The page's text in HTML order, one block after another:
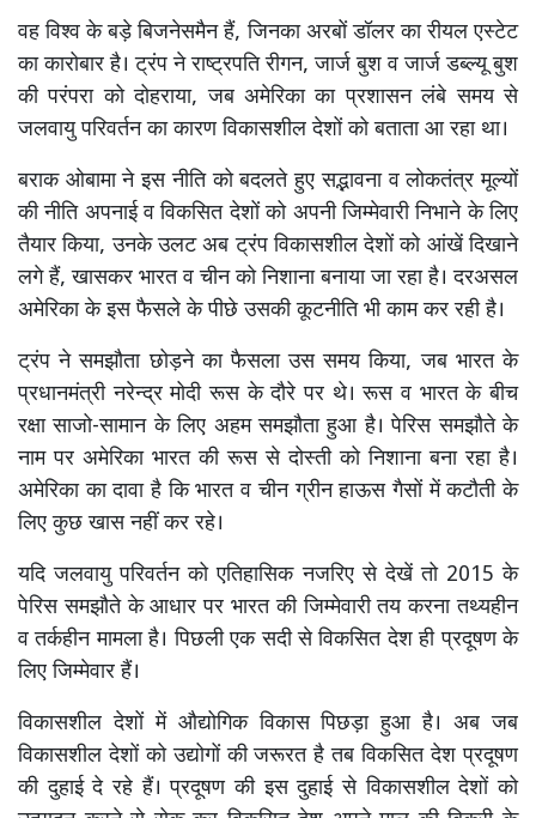
वह विश्व के बड़े बिजनेसमैन हैं, जिनका अरबों डॉलर का रीयल एस्टेट
का कारोबार है। ट्रंप ने राष्ट्रपति रीगन, जार्ज बुश व जार्ज डब्ल्यू बुश
की परंपरा को दोहराया, जब अमेरिका का प्रशासन लंबे समय से
जलवायु परिवर्तन का कारण विकासशील देशों को बताता आ रहा था।
बराक ओबामा ने इस नीति को बदलते हुए सद्भावना व लोकतंत्र मूल्यों
की नीति अपनाई व विकसित देशों को अपनी जिम्मेवारी निभाने के लिए
तैयार किया, उनके उलट अब ट्रंप विकासशील देशों को आंखें दिखाने
लगे हैं, खासकर भारत व चीन को निशाना बनाया जा रहा है। दरअसल
अमेरिका के इस फैसले के पीछे उसकी कूटनीति भी काम कर रही है।
ट्रंप ने समझौता छोड़ने का फैसला उस समय किया, जब भारत के
प्रधानमंत्री नरेन्द्र मोदी रूस के दौरे पर थे। रूस व भारत के बीच
रक्षा साजो-सामान के लिए अहम समझौता हुआ है। पेरिस समझौते के
नाम पर अमेरिका भारत की रूस से दोस्ती को निशाना बना रहा है।
अमेरिका का दावा है कि भारत व चीन ग्रीन हाऊस गैसों में कटौती के
लिए कुछ खास नहीं कर रहे।
यदि जलवायु परिवर्तन को एतिहासिक नजरिए से देखें तो 2015 के
पेरिस समझौते के आधार पर भारत की जिम्मेवारी तय करना तथ्यहीन
व तर्कहीन मामला है। पिछली एक सदी से विकसित देश ही प्रदूषण के
लिए जिम्मेवार हैं।
विकासशील देशों में औद्योगिक विकास पिछड़ा हुआ है। अब जब
विकासशील देशों को उद्योगों की जरूरत है तब विकसित देश प्रदूषण
की दुहाई दे रहे हैं। प्रदूषण की इस दुहाई से विकासशील देशों को